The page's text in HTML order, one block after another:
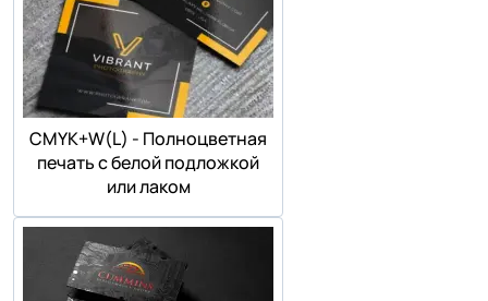
СMYK+W(L) - Полноцветная
печать с белой подложкой
или лаком